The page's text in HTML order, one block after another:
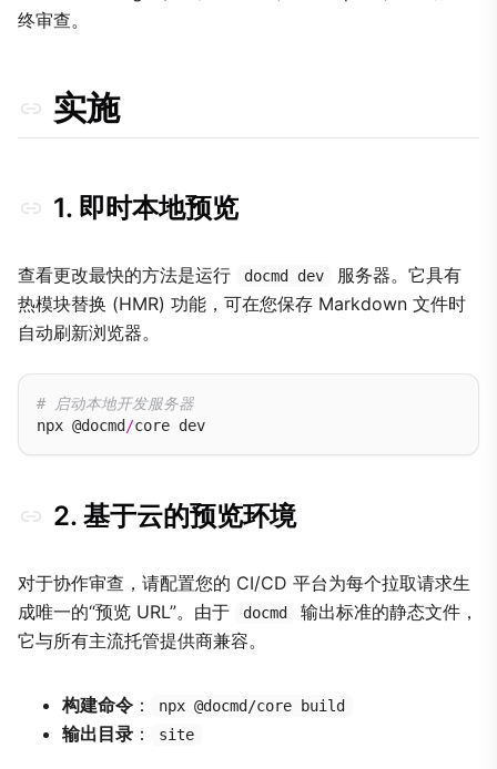
终审查。
实施
1. 即时本地预览
查看更改最快的方法是运行 docmd dev
服务器。它具有
热模块替换 (HMR) 功能，可在您保存 Markdown 文件时
自动刷新浏览器。
# 启动本地开发服务器
npx @docmd /
2. 基于云的预览环境
对于协作审查，请配置您的 CI/CD 平台为每个拉取请求生
成唯一的“预览 URL”。由于
docmd
输出标准的静态文件，
它与所有主流托管提供商兼容。
构建命令 ： npx @docmd/core build
输出目录 ： site